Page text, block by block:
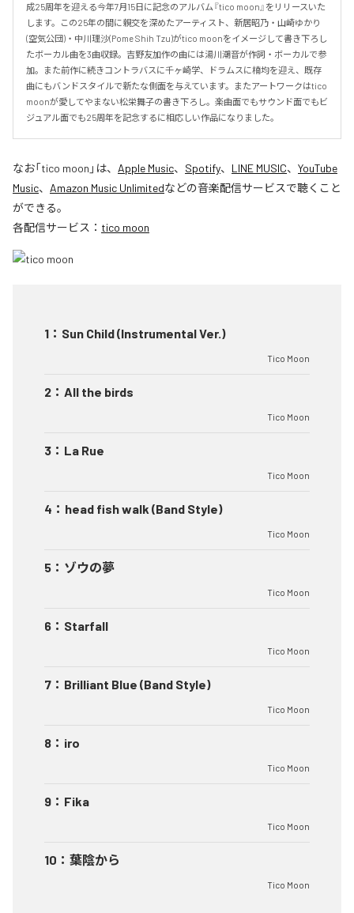
成25周年を迎える今年7月15日に記念のアルバム『tico moon』をリリースいた
します。この25年の間に親交を深めたアーティスト、新居昭乃・山崎ゆかり
(空気公団)・中川理沙(Pome Shih Tzu)がtico moonをイメージして書き下ろし
たボーカル曲を3曲収録。吉野友加作の曲には湯川潮音が作詞・ボーカルで参
加。また前作に続きコントラバスに千ヶ崎学、ドラムスに楠均を迎え、既存
曲にもバンドスタイルで新たな側面を与えています。またアートワークはtico
moonが愛してやまない松栄舞子の書き下ろし。楽曲面でもサウンド面でもビ
ジュアル面でも25周年を記念するに相応しい作品になりました。
なお「tico moon 」は、 Apple Music、 Spotify、 LINE MUSIC、 YouTube
Music、 Amazon Music Unlimitedなどの音楽配信サービスで聴くこと
ができる。
各配信サービス： tico moon
1 ： Sun Child (Instrumental Ver.)
Tico Moon
2 ： All the birds
Tico Moon
3 ： La Rue
Tico Moon
4 ： head fish walk (Band Style)
Tico Moon
5 ： ゾウの夢
Tico Moon
6 ： Starfall
Tico Moon
7 ： Brilliant Blue (Band Style)
Tico Moon
8 ： iro
Tico Moon
9 ： Fika
Tico Moon
10 ： 葉陰から
Tico Moon